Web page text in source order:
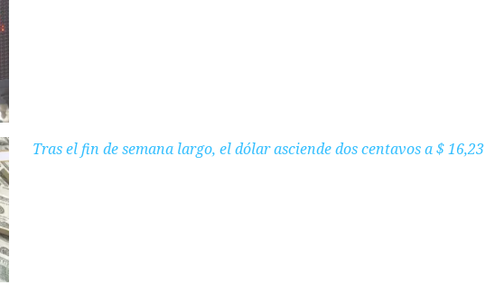
Tras el fin de semana largo, el dólar asciende dos centavos a $ 16,23